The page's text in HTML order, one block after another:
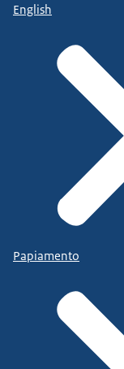
English
Papiamento